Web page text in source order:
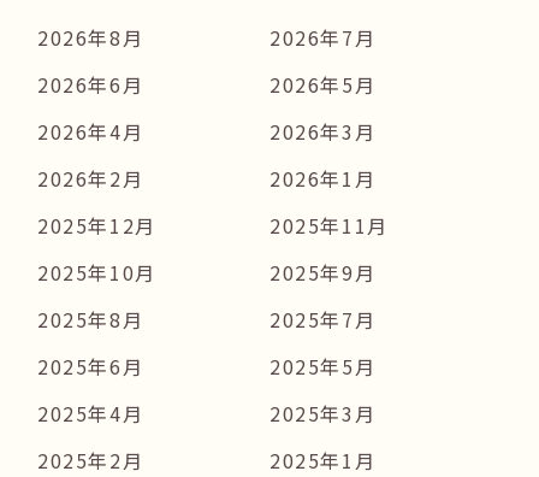
2026年8月
2026年7月
2026年6月
2026年5月
2026年4月
2026年3月
2026年2月
2026年1月
2025年12月
2025年11月
2025年10月
2025年9月
2025年8月
2025年7月
2025年6月
2025年5月
2025年4月
2025年3月
2025年2月
2025年1月